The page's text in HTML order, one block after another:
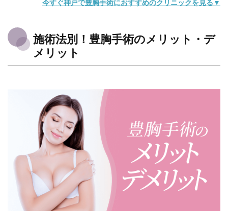
今すぐ神戸で豊胸手術におすすめのクリニックを見る▼
施術法別！豊胸手術のメリット・デ
メリット